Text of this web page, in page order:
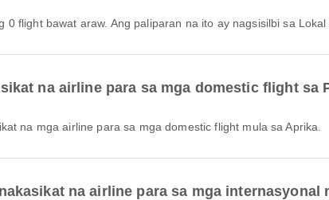
0 flight bawat araw. Ang paliparan na ito ay nagsisilbi sa
na airline para sa mga domestic flight sa
na mga airline para sa mga domestic flight mula sa Aprika.
na airline para sa mga